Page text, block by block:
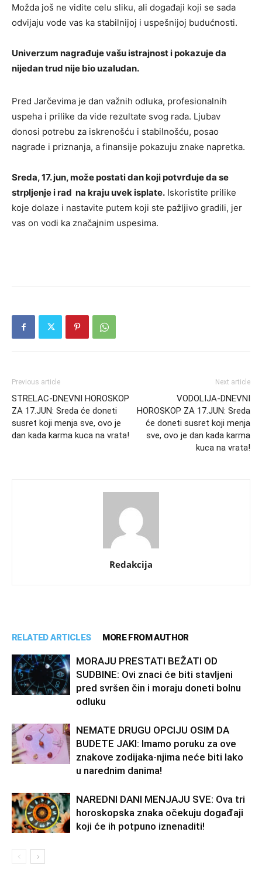
Možda još ne vidite celu sliku, ali događaji koji se sada
odvijaju vode vas ka stabilnijoj i uspešnijoj budućnosti.
Univerzum nagrađuje vašu istrajnost i pokazuje da
nijedan trud nije bio uzaludan.
Pred Jarčevima je dan važnih odluka, profesionalnih
uspeha i prilike da vide rezultate svog rada. Ljubav
donosi potrebu za iskrenošću i stabilnošću, posao
nagrade i priznanja, a finansije pokazuju znake napretka.
Sreda, 17. jun, može postati dan koji potvrđuje da se
strpljenje i rad na kraju uvek isplate. Iskoristite prilike
koje dolaze i nastavite putem koji ste pažljivo gradili, jer
vas on vodi ka značajnim uspesima.
Previous article
STRELAC-DNEVNI HOROSKOP
ZA 17.JUN: Sreda će doneti
susret koji menja sve, ovo je
dan kada karma kuca na vrata!
Next article
VODOLIJA-DNEVNI
HOROSKOP ZA 17.JUN: Sreda
će doneti susret koji menja
sve, ovo je dan kada karma
kuca na vrata!
Redakcija
RELATED ARTICLES MORE FROM AUTHOR
MORAJU PRESTATI BEŽATI OD
SUDBINE: Ovi znaci će biti stavljeni
pred svršen čin i moraju doneti bolnu
odluku
NEMATE DRUGU OPCIJU OSIM DA
BUDETE JAKI: Imamo poruku za ove
znakove zodijaka-njima neće biti lako
u narednim danima!
NAREDNI DANI MENJAJU SVE: Ova tri
horoskopska znaka očekuju događaji
koji će ih potpuno iznenaditi!